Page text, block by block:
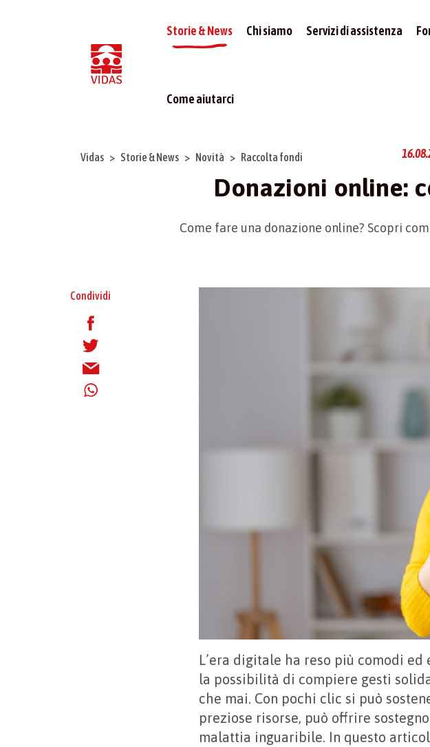
Storie & News Chi siamo Servizi di assistenza
Come aiutarci
Vidas Storie & News Novità Raccolta fondi
Donazioni online:
Come fare una donazione online? Scopri
Condividi
L’era digitale ha reso più comodi
la possibilità di compiere gesti
che mai. Con pochi clic si può
preziose risorse, può offrire
malattia inguaribile. In questo